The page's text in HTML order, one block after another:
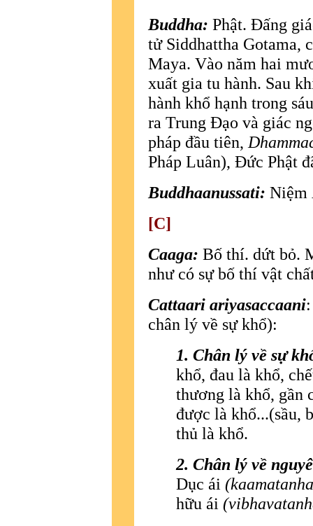
Buddha: Phật. Ðấng
tử Siddhattha Gotama,
Maya. Vào năm hai
xuất gia tu hành. Sau
hành khổ hạnh trong
ra Trung Ðạo và giác
pháp đầu tiên,
Pháp Luân), Ðức Phật
Buddhaanussati: Niệm
[C]
Caaga: Bố thí. dứt bỏ.
như có sự bố thí vật
Cattaari ariyasaccaani
chân lý về sự khổ):
1. Chân lý về sự
khổ, đau là khổ,
thương là khổ, gần
được là khổ...(sầu,
thủ là khổ.
2. Chân lý về
Dục ái
hữu ái